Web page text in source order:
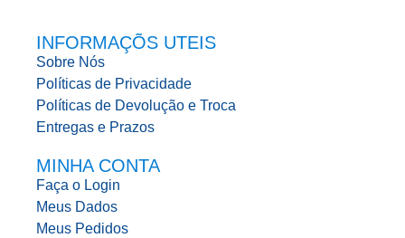
INFORMAÇÕS UTEIS
Sobre Nós
Políticas de Privacidade
Políticas de Devolução e Troca
Entregas e Prazos
MINHA CONTA
Faça o Login
Meus Dados
Meus Pedidos